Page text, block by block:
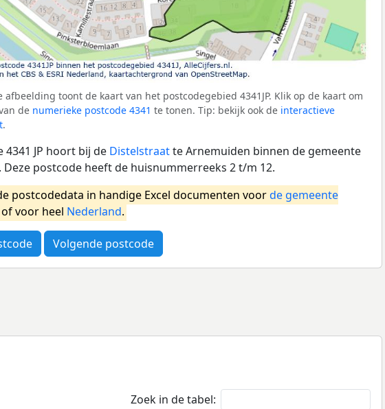
afbeelding toont de kaart van het postcodegebied 4341JP. Klik op de kaart om
de numerieke postcode 4341 te tonen. Tip: bekijk ook de interactieve
.
4341 JP hoort bij de Distelstraatte Arnemuiden binnen de gemeente
postcode heeft de huisnummerreeks 2 t/m 12.
postcodedata in handige Excel documenten voorde gemeente
of voor heel Nederland.
Volgende postcode
Zoek in de tabel: